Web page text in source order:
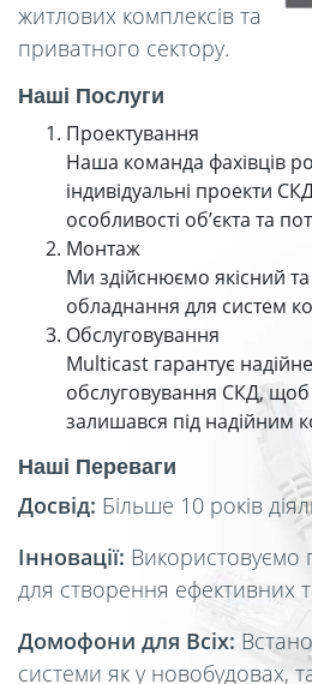
житлових комплексів та
приватного сектору.
Наші Послуги
Проектування
Наша команда фахівців
індивідуальні проекти
особливості об’єкта та
Монтаж
Ми здійснюємо якісний
обладнання для систем
Обслуговування
Multicast гарантує
обслуговування СКД,
залишався під надійним
Наші Переваги
Досвід: Більше 10 років
Інновації: Використовуємо
для створення ефективних
Домофони для Всіх:
системи як у новобудовах,